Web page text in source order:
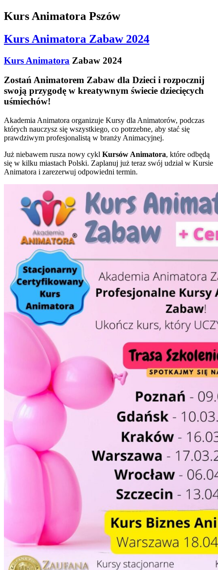
Kurs Animatora Pszów
Kurs Animatora Zabaw 2024
Kurs Animatora Zabaw 2024
Zostań Animatorem Zabaw dla Dzieci i rozpocznij
swoją przygodę w kreatywnym świecie dziecięcych
uśmiechów!
Akademia Animatora organizuje Kursy dla Animatorów, podczas
których nauczysz się wszystkiego, co potrzebne, aby stać się
prawdziwym profesjonalistą w branży Animacyjnej.
Już niebawem rusza nowy cykl Kursów Animatora, które odbędą
się w kilku miastach Polski. Zaplanuj już teraz swój udział w Kursie
Animatora i zarezerwuj odpowiedni termin.